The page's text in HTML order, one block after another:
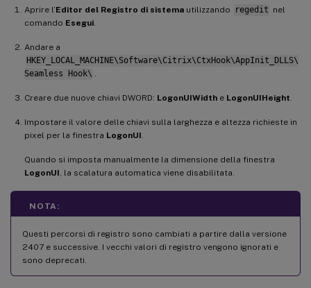
Aprire l’Editor del Registro di sistema utilizzando regedit nel
comando Esegui.
Andare a
HKEY_LOCAL_MACHINE\Software\Citrix\CtxHook\AppInit_DLLS\
Seamless Hook\ .
Creare due nuove chiavi DWORD: LogonUIWidth e LogonUIHeight.
Impostare il valore delle chiavi sulla larghezza e altezza richieste in
pixel per la finestra LogonUI.
Quando si imposta manualmente la dimensione della finestra
LogonUI, la scalatura automatica viene disabilitata.
NOTA:
Questi percorsi di registro sono cambiati a partire dalla versione
2407 e successive. I vecchi valori di registro vengono ignorati e
sono deprecati.